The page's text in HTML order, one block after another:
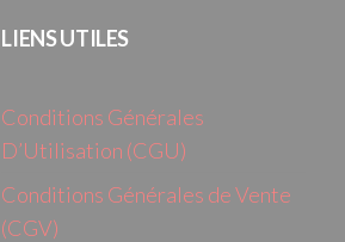
LIENS UTILES
Conditions Générales
D’Utilisation (CGU)
Conditions Générales de Vente
(CGV)